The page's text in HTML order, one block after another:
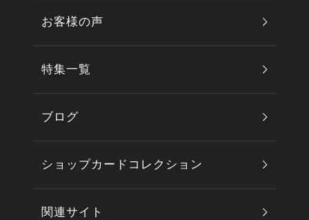
お客様の声
特集一覧
ブログ
ショップカードコレクション
関連サイト